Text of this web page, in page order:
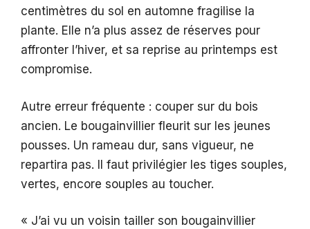
centimètres du sol en automne fragilise la
plante. Elle n’a plus assez de réserves pour
affronter l’hiver, et sa reprise au printemps est
compromise.
Autre erreur fréquente : couper sur du bois
ancien. Le bougainvillier fleurit sur les jeunes
pousses. Un rameau dur, sans vigueur, ne
repartira pas. Il faut privilégier les tiges souples,
vertes, encore souples au toucher.
« J’ai vu un voisin tailler son bougainvillier